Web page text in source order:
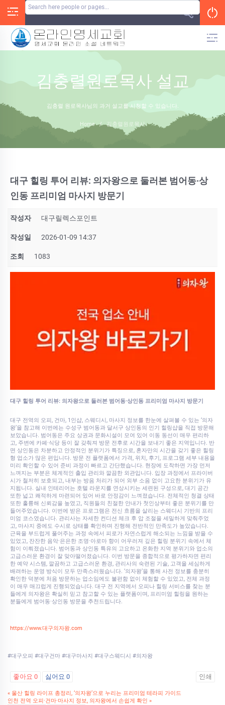
김충렬원로목사 설교
김충렬 원로목사님의 과거 설교를 시청할 수 있습니다.
Home / 김충렬원로목사
대구 힐링 투어 리뷰: 의자왕으로 둘러본 범어동·상
인동 프리미엄 마사지 방문기
작성자 대구릴렉스포인트
작성일 2026-01-09 14:37
조회 1083
대구 힐링 투어 리뷰: 의자왕으로 둘러본 범어동·상인동 프리미엄 마사지 방문기
대구 전역의 오피, 건마, 1인샵, 스웨디시, 마사지 정보를 한눈에 살펴볼 수 있는 ‘의자
왕’을 참고해 이번에는 수성구 범어동과 달서구 상인동의 인기 힐링샵을 직접 방문해
보았습니다. 범어동은 주요 상권과 문화시설이 모여 있어 이동 동선이 매우 편리하
고, 주변에 카페·식당 등이 잘 갖춰져 방문 전후로 시간을 보내기 좋은 지역입니다. 반
면 상인동은 차분하고 안정적인 분위기가 특징으로, 혼자만의 시간을 갖기 좋은 힐링
형 업소가 많은 편입니다. 방문 전 플랫폼에서 가격, 위치, 후기, 프로그램 세부 내용을
미리 확인할 수 있어 준비 과정이 빠르고 간단했습니다. 현장에 도착하면 가장 먼저
느껴지는 부분은 체계적인 출입 관리와 깔끔한 외관입니다. 입장 과정에서 프라이버
시가 철저히 보호되고, 내부는 방음 처리가 되어 외부 소음 없이 고요한 분위기가 유
지됩니다. 실내 인테리어는 호텔 라운지를 연상시키는 세련된 구성으로, 대기 공간
또한 넓고 쾌적하게 마련되어 있어 바로 안정감이 느껴졌습니다. 전체적인 청결 상태
또한 훌륭해 신뢰감을 높였고, 직원들의 친절한 안내가 첫인상부터 좋은 분위기를 만
들어주었습니다. 이번에 받은 프로그램은 전신 흐름을 살리는 스웨디시 기반의 프리
미엄 코스였습니다. 관리사는 자세한 컨디션 체크 후 압 조절을 세밀하게 맞춰주었
고, 마사지 중에도 수시로 상태를 확인하며 진행해 전반적인 만족도가 높았습니다.
근육을 부드럽게 풀어주는 과정 속에서 피로가 자연스럽게 해소되는 느낌을 받을 수
있었고, 잔잔한 음악·은은한 조명·아로마 향이 어우러져 깊은 힐링 분위기 속에서 체
험이 이뤄졌습니다. 범어동과 상인동 특유의 고요하고 온화한 지역 분위기와 업소의
고급스러운 환경이 잘 맞아떨어졌습니다. 이번 방문을 종합적으로 평가하자면 편리
한 예약 시스템, 깔끔하고 고급스러운 환경, 관리사의 숙련된 기술, 고객을 세심하게
배려하는 운영 방식이 모두 만족스러웠습니다. ‘의자왕’을 통해 사전 정보를 충분히
확인한 덕분에 처음 방문하는 업소임에도 불편함 없이 체험할 수 있었고, 전체 과정
이 매우 매끄럽게 진행되었습니다. 대구 전 지역에서 오피나 힐링 서비스를 찾는 분
들에게 의자왕은 확실히 믿고 참고할 수 있는 플랫폼이며, 프리미엄 힐링을 원하는
분들에게 범어동·상인동 방문을 추천드립니다.
https://www.대구의자왕.com
#대구오피 #대구건마 #대구마사지 #대구스웨디시 #의자왕
좋아요 0 싫어요 0 인쇄
« 울산 힐링 라이프 총정리, ‘의자왕’으로 누리는 프리미엄 테라피 가이드
인천 전역 오피·건마·마사지 정보, 의자왕에서 손쉽게 확인 »